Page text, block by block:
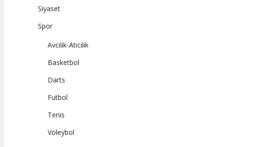
Siyaset
Spor
Avcılık-Atıcılık
Basketbol
Darts
Futbol
Tenis
Voleybol